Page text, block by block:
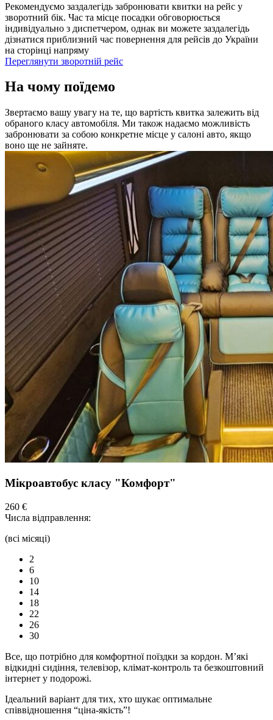
Рекомендуємо заздалегідь забронювати квитки на рейс у
зворотний бік. Час та місце посадки обговорюється
індивідуально з диспетчером, однак ви можете заздалегідь
дізнатися приблизний час повернення для рейсів до України
на сторінці напряму
Переглянути зворотній рейс
На чому поїдемо
Звертаємо вашу увагу на те, що вартість квитка залежить від
обраного класу автомобіля. Ми також надаємо можливість
забронювати за собою конкретне місце у салоні авто, якщо
воно ще не зайняте.
Мікроавтобус класу "Комфорт"
260 €
Числа відправлення:
(всі місяці)
2
6
10
14
18
22
26
30
Все, що потрібно для комфортноїпоїздки за кордон. М’які
відкидні сидіння, телевізор, клімат-контроль та безкоштовний
інтернет у подорожі.
Ідеальний варіант для тих, хто шукає оптимальне
співвідношення “ціна-якість”!